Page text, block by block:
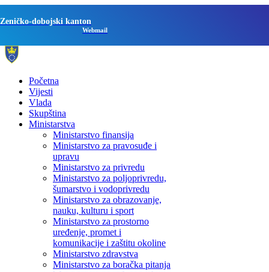
Zeničko-dobojski kanton
Webmail
Početna
Vijesti
Vlada
Skupština
Ministarstva
Ministarstvo finansija
Ministarstvo za pravosuđe i
upravu
Ministarstvo za privredu
Ministarstvo za poljoprivredu,
šumarstvo i vodoprivredu
Ministarstvo za obrazovanje,
nauku, kulturu i sport
Ministarstvo za prostorno
uređenje, promet i
komunikacije i zaštitu okoline
Ministarstvo zdravstva
Ministarstvo za boračka pitanja